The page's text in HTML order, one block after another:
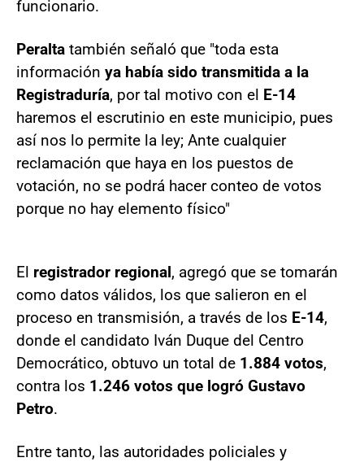
funcionario.
Peralta también señaló que "toda esta
información ya había sido transmitida a la
Registraduría, por tal motivo con el E-14
haremos el escrutinio en este municipio, pues
así nos lo permite la ley; Ante cualquier
reclamación que haya en los puestos de
votación, no se podrá hacer conteo de votos
porque no hay elemento físico"
El registrador regional, agregó que se tomarán
como datos válidos, los que salieron en el
proceso en transmisión, a través de los E-14,
donde el candidato Iván Duque del Centro
Democrático, obtuvo un total de 1.884 votos,
contra los 1.246 votos que logró Gustavo
Petro.
Entre tanto, las autoridades policiales y